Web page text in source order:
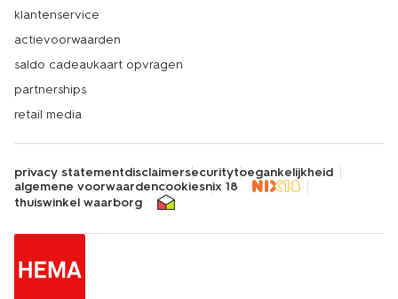
klantenservice
actievoorwaarden
saldo cadeaukaart opvragen
partnerships
retail media
privacy statementdisclaimersecuritytoegankelijkheid
algemene voorwaardencookiesnix 18
thuiswinkel waarborg